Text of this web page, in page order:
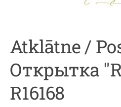
Atklātne /
Открытка
R16168